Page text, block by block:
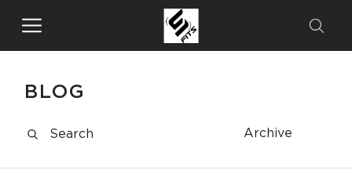
BLOG
Archive